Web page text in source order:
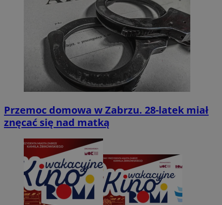
Przemoc domowa w Zabrzu. 28-latek miał
znęcać się nad matką